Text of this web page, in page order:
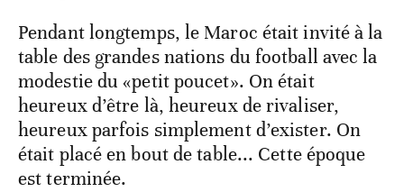
Pendant longtemps, le Maroc était invité à la
table des grandes nations du football avec la
modestie du «petit poucet». On était
heureux d’être là, heureux de rivaliser,
heureux parfois simplement d’exister. On
était placé en bout de table... Cette époque
est terminée.